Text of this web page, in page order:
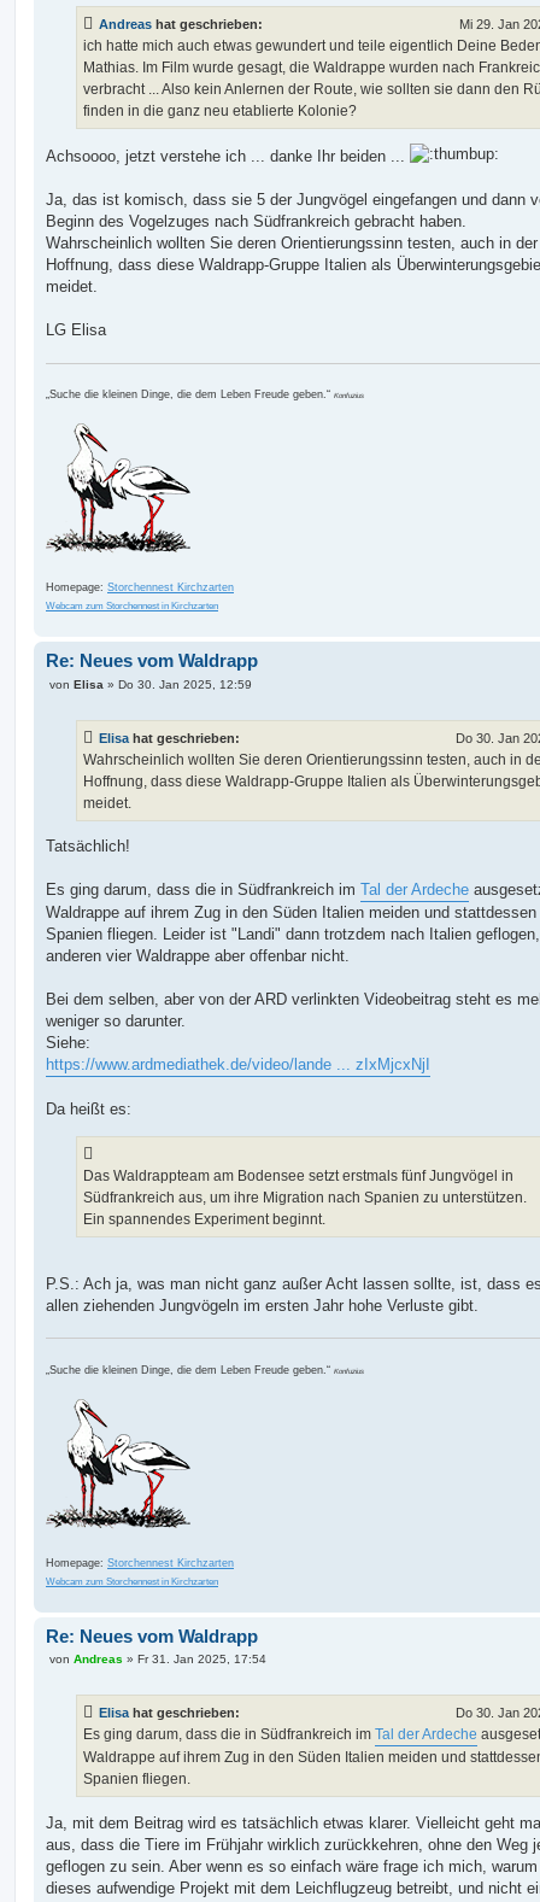
Andreas hat geschrieben: Mi 29. Jan
ich hatte mich auch etwas gewundert und teile eigentlich Deine
Mathias. Im Film wurde gesagt, die Waldrappe wurden nach
verbracht ... Also kein Anlernen der Route, wie sollten sie dann den
finden in die ganz neu etablierte Kolonie?
Achsoooo, jetzt verstehe ich ... danke Ihr beiden ...
Ja, das ist komisch, dass sie 5 der Jungvögel eingefangen und dann
Beginn des Vogelzuges nach Südfrankreich gebracht haben.
Wahrscheinlich wollten Sie deren Orientierungssinn testen, auch in der
Hoffnung, dass diese Waldrapp-Gruppe Italien als
meidet.
LG Elisa
„Suche die kleinen Dinge, die dem Leben Freude geben.“ Konfuzius
Homepage: Storchennest Kirchzarten
Webcam zum Storchennest in Kirchzarten
Re: Neues vom Waldrapp
Bvon Elisa » Do 30. Jan 2025, 12:59
Elisa hat geschrieben: Do 30. Jan
Wahrscheinlich wollten Sie deren Orientierungssinn testen, auch in
Hoffnung, dass diese Waldrapp-Gruppe Italien als
meidet.
Tatsächlich!
Es ging darum, dass die in Südfrankreich im Tal der Ardeche
Waldrappe auf ihrem Zug in den Süden Italien meiden und stattdessen
Spanien fliegen. Leider ist "Landi" dann trotzdem nach Italien
anderen vier Waldrappe aber offenbar nicht.
Bei dem selben, aber von der ARD verlinkten Videobeitrag steht es
weniger so darunter.
Siehe:
https://www.ardmediathek.de/video/lande ... zIxMjcxNjI
Da heißt es:
Das Waldrappteam am Bodensee setzt erstmals fünf Jungvögel in
Südfrankreich aus, um ihre Migration nach Spanien zu unterstützen.
Ein spannendes Experiment beginnt.
P.S.: Ach ja, was man nicht ganz außer Acht lassen sollte, ist, dass
allen ziehenden Jungvögeln im ersten Jahr hohe Verluste gibt.
„Suche die kleinen Dinge, die dem Leben Freude geben.“ Konfuzius
Homepage: Storchennest Kirchzarten
Webcam zum Storchennest in Kirchzarten
Re: Neues vom Waldrapp
Bvon Andreas » Fr 31. Jan 2025, 17:54
Elisahat geschrieben: Do 30. Jan
Es ging darum, dass die in Südfrankreich im Tal der Ardeche
Waldrappe auf ihrem Zug in den Süden Italien meiden und
Spanien fliegen.
Ja, mit dem Beitrag wird es tatsächlich etwas klarer. Vielleicht geht
aus, dass die Tiere im Frühjahr wirklich zurückkehren, ohne den Weg
geflogen zu sein. Aber wenn es so einfach wäre frage ich mich,
dieses aufwendige Projekt mit dem Leichflugzeug betreibt, und nicht